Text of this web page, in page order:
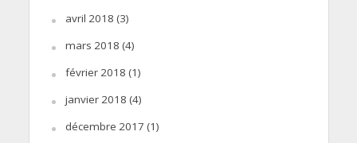
avril 2018 (3)
mars 2018 (4)
février 2018 (1)
janvier 2018 (4)
décembre 2017 (1)